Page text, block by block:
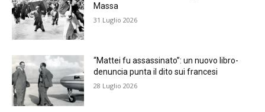
Massa
31 Luglio 2026
“Mattei fu assassinato”: un nuovo libro-
denuncia punta il dito sui francesi
28 Luglio 2026